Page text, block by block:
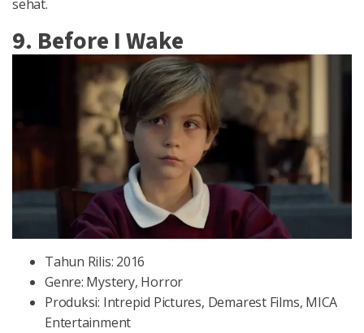
sehat.
9. Before I Wake
Tahun Rilis: 2016
Genre: Mystery, Horror
Produksi: Intrepid Pictures, Demarest Films, MICA
Entertainment